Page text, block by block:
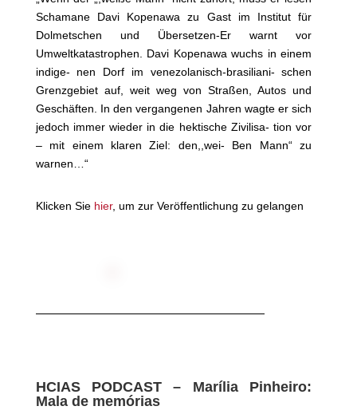
Schamane Davi Kopenawa zu Gast im Institut für
Dolmetschen und Übersetzen-Er warnt vor
Umweltkatastrophen. Davi Kopenawa wuchs in einem
indige- nen Dorf im venezolanisch-brasiliani- schen
Grenzgebiet auf, weit weg von Straßen, Autos und
Geschäften. In den vergangenen Jahren wagte er sich
jedoch immer wieder in die hektische Zivilisa- tion vor
– mit einem klaren Ziel: den,,wei- Ben Mann“ zu
warnen…“
Klicken Sie hier, um zur Veröffentlichung zu gelangen
HCIAS PODCAST – Marília Pinheiro:
Mala de memórias